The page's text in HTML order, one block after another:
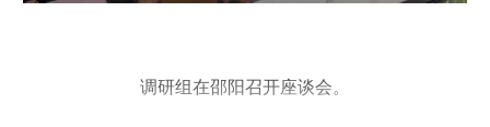
调研组在邵阳召开座谈会。